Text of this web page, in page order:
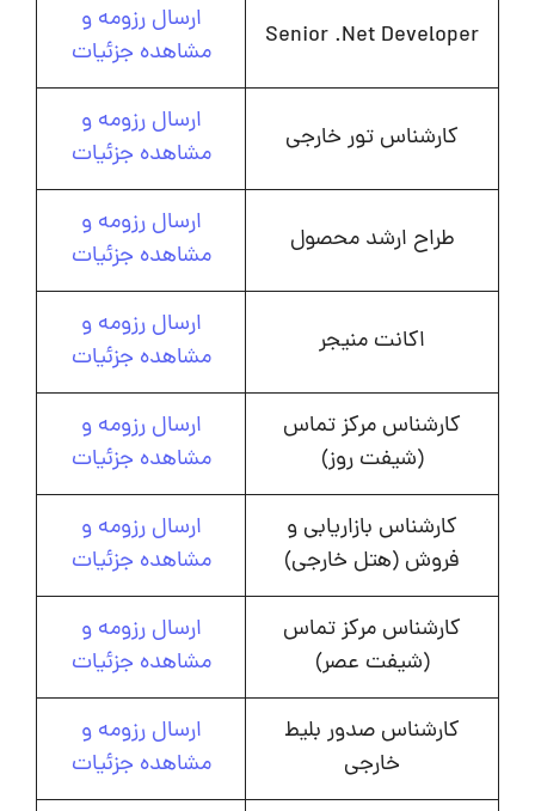
Senior .Net Developer
ارسال رزومه و
مشاهده جزئیات
کارشناس تور خارجی
ارسال رزومه و
مشاهده جزئیات
طراح ارشد محصول
ارسال رزومه و
مشاهده جزئیات
اکانت منیجر
ارسال رزومه و
مشاهده جزئیات
کارشناس مرکز تماس
(شیفت روز)
ارسال رزومه و
مشاهده جزئیات
کارشناس بازاریابی و
فروش (هتل خارجی)
ارسال رزومه و
مشاهده جزئیات
کارشناس مرکز تماس
(شیفت عصر)
ارسال رزومه و
مشاهده جزئیات
کارشناس صدور بلیط
خارجی
ارسال رزومه و
مشاهده جزئیات